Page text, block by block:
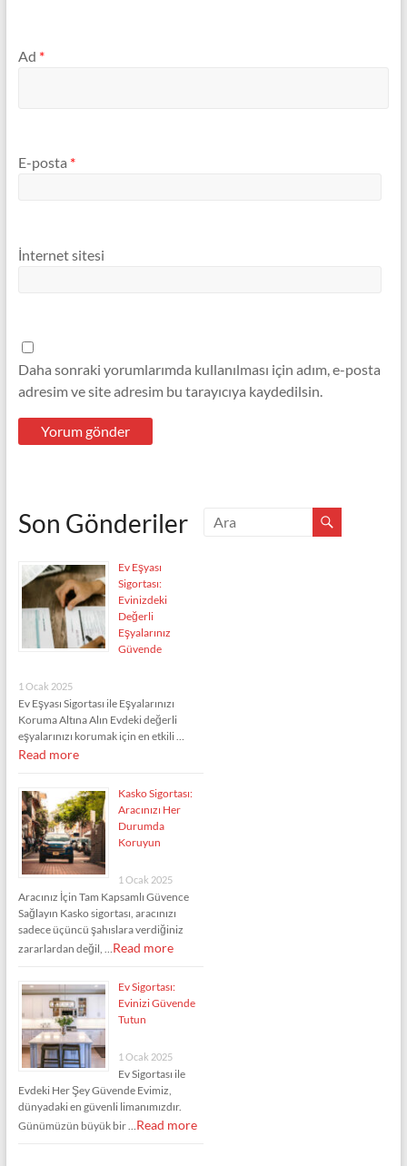
Ad *
E-posta *
İnternet sitesi
Daha sonraki yorumlarımda kullanılması için adım, e-posta
adresim ve site adresim bu tarayıcıya kaydedilsin.
Son Gönderiler
Ev Eşyası
Sigortası:
Evinizdeki
Değerli
Eşyalarınız
Güvende
1 Ocak 2025
Ev Eşyası Sigortası ile Eşyalarınızı
Koruma Altına Alın Evdeki değerli
eşyalarınızı korumak için en etkili …
Read more
Kasko Sigortası:
Aracınızı Her
Durumda
Koruyun
1 Ocak 2025
Aracınız İçin Tam Kapsamlı Güvence
Sağlayın Kasko sigortası, aracınızı
sadece üçüncü şahıslara verdiğiniz
zararlardan değil, … Read more
Ev Sigortası:
Evinizi Güvende
Tutun
1 Ocak 2025
Ev Sigortası ile
Evdeki Her Şey Güvende Evimiz,
dünyadaki en güvenli limanımızdır.
Günümüzün büyük bir … Read more